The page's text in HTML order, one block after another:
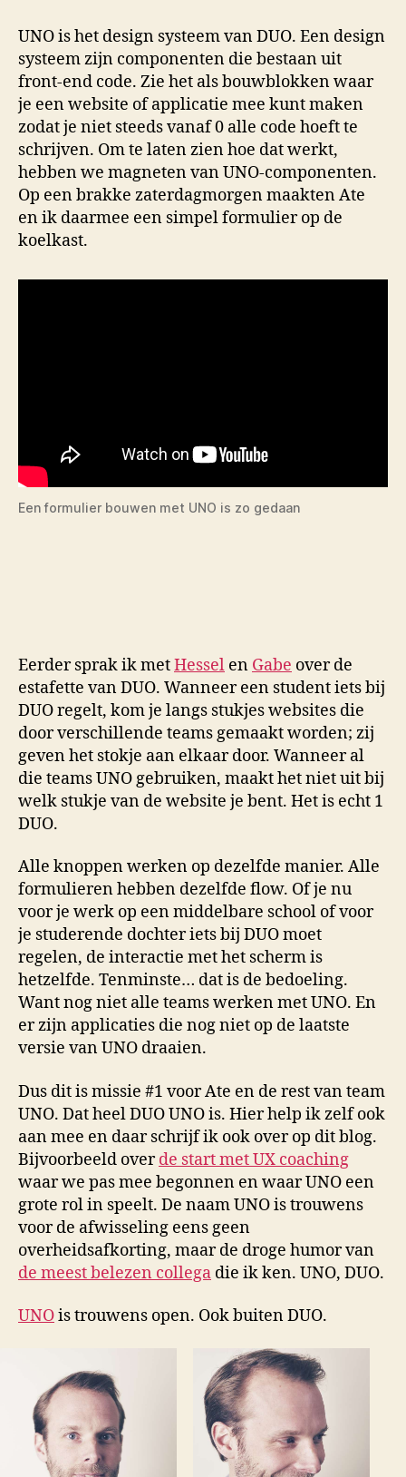
UNO is het design systeem van DUO. Een design
systeem zijn componenten die bestaan uit
front-end code. Zie het als bouwblokken waar
je een website of applicatie mee kunt maken
zodat je niet steeds vanaf 0 alle code hoeft te
schrijven. Om te laten zien hoe dat werkt,
hebben we magneten van UNO-componenten.
Op een brakke zaterdagmorgen maakten Ate
en ik daarmee een simpel formulier op de
koelkast.
Een formulier bouwen met UNO is zo gedaan
Eerder sprak ik metHessel en Gabe over de
estafette van DUO. Wanneer een student iets bij
DUO regelt, kom je langs stukjes websites die
door verschillende teams gemaakt worden; zij
geven het stokje aan elkaar door. Wanneer al
die teams UNO gebruiken, maakt het niet uit bij
welk stukje van de website je bent. Het is echt 1
DUO.
Alle knoppen werken op dezelfde manier. Alle
formulieren hebben dezelfde flow. Of je nu
voor je werk op een middelbare school of voor
je studerende dochter iets bij DUO moet
regelen, de interactie met het scherm is
hetzelfde. Tenminste… dat is de bedoeling.
Want nog niet alle teams werken met UNO. En
er zijn applicaties die nog niet op de laatste
versie van UNO draaien.
Dus dit is missie #1 voor Ate en de rest van team
UNO. Dat heel DUO UNO is. Hier help ik zelf ook
aan mee en daar schrijf ik ook over op dit blog.
Bijvoorbeeld overde start met UX coaching
waar we pas mee begonnen en waar UNO een
grote rol in speelt. De naam UNO is trouwens
voor de afwisseling eens geen
overheidsafkorting, maar de droge humor van
de meest belezen collega die ik ken. UNO, DUO.
UNOis trouwens open. Ook buiten DUO.